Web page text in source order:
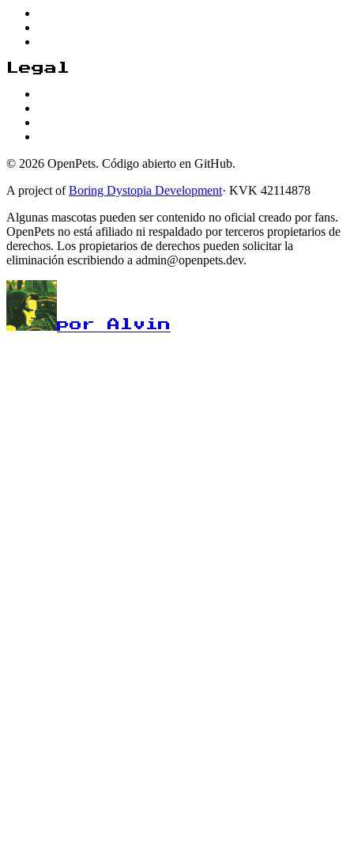
Legal
© 2026 OpenPets. Código abierto en GitHub.
A project ofBoring Dystopia Development· KVK 42114878
Algunas mascotas pueden ser contenido no oficial creado por fans.
OpenPets no está afiliado ni respaldado por terceros propietarios de
derechos. Los propietarios de derechos pueden solicitar la
eliminación escribiendo a admin@openpets.dev.
por Alvin